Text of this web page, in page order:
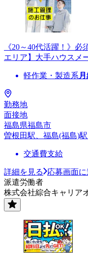
《20～40代活躍！》
エリア】大手ハウスメ
軽作業・製造系
勤務地
面接地
福島県福島市
曽根田駅、福島(福島)
交通費支給
詳細を見る
応募画面に
派遣労働者
株式会社綜合キャリア